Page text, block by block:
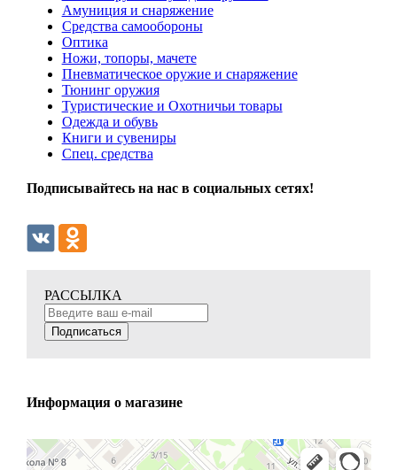
Амуниция и снаряжение
Средства самообороны
Оптика
Ножи, топоры, мачете
Пневматическое оружие и снаряжение
Тюнинг оружия
Туристические и Охотничьи товары
Одежда и обувь
Книги и сувениры
Спец. средства
Подписывайтесь на нас в социальных сетях!
РАССЫЛКА
Подписаться
Информация о магазине